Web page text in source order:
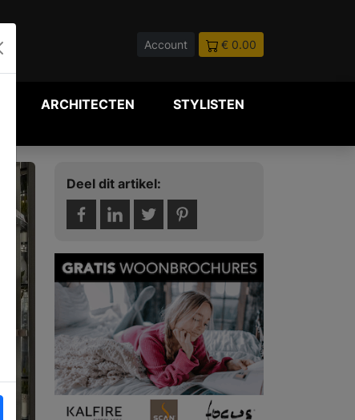
Account € 0.00
ARCHITECTEN STYLISTEN
Deel dit artikel: